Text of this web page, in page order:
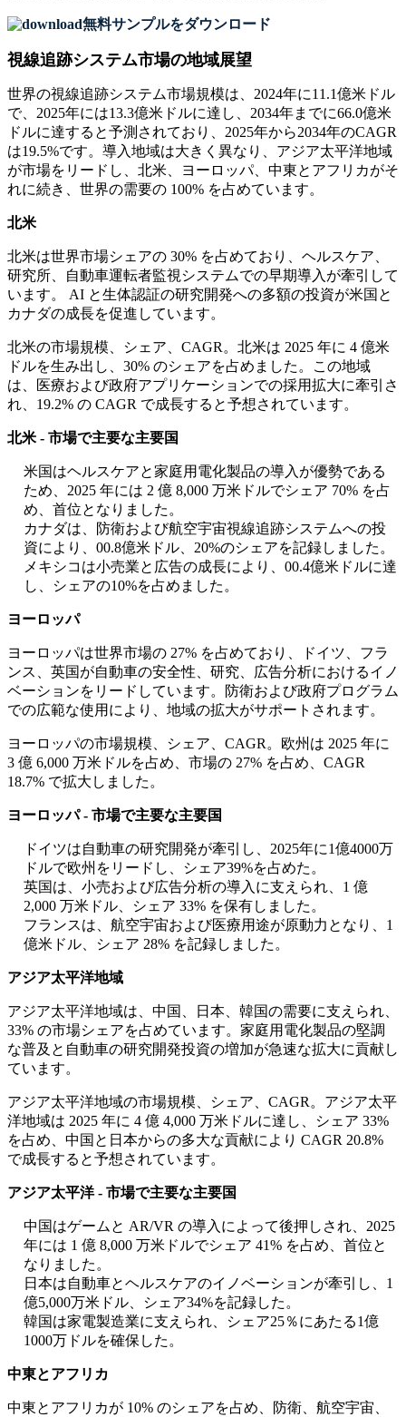
無料サンプルをダウンロード
視線追跡システム市場の地域展望
世界の視線追跡システム市場規模は、2024年に11.1億米ドル
で、2025年には13.3億米ドルに達し、2034年までに66.0億米
ドルに達すると予測されており、2025年から2034年のCAGR
は19.5%です。導入地域は大きく異なり、アジア太平洋地域
が市場をリードし、北米、ヨーロッパ、中東とアフリカがそ
れに続き、世界の需要の 100% を占めています。
北米
北米は世界市場シェアの 30% を占めており、ヘルスケア、
研究所、自動車運転者監視システムでの早期導入が牽引して
います。 AI と生体認証の研究開発への多額の投資が米国と
カナダの成長を促進しています。
北米の市場規模、シェア、CAGR。北米は 2025 年に 4 億米
ドルを生み出し、30% のシェアを占めました。この地域
は、医療および政府アプリケーションでの採用拡大に牽引さ
れ、19.2% の CAGR で成長すると予想されています。
北米 - 市場で主要な主要国
米国はヘルスケアと家庭用電化製品の導入が優勢である
ため、2025 年には 2 億 8,000 万米ドルでシェア 70% を占
め、首位となりました。
カナダは、防衛および航空宇宙視線追跡システムへの投
資により、00.8億米ドル、20%のシェアを記録しました。
メキシコは小売業と広告の成長により、00.4億米ドルに達
し、シェアの10%を占めました。
ヨーロッパ
ヨーロッパは世界市場の 27% を占めており、ドイツ、フラ
ンス、英国が自動車の安全性、研究、広告分析におけるイノ
ベーションをリードしています。防衛および政府プログラム
での広範な使用により、地域の拡大がサポートされます。
ヨーロッパの市場規模、シェア、CAGR。欧州は 2025 年に
3 億 6,000 万米ドルを占め、市場の 27% を占め、CAGR
18.7% で拡大しました。
ヨーロッパ - 市場で主要な主要国
ドイツは自動車の研究開発が牽引し、2025年に1億4000万
ドルで欧州をリードし、シェア39%を占めた。
英国は、小売および広告分析の導入に支えられ、1 億
2,000 万米ドル、シェア 33% を保有しました。
フランスは、航空宇宙および医療用途が原動力となり、1
億米ドル、シェア 28% を記録しました。
アジア太平洋地域
アジア太平洋地域は、中国、日本、韓国の需要に支えられ、
33% の市場シェアを占めています。家庭用電化製品の堅調
な普及と自動車の研究開発投資の増加が急速な拡大に貢献し
ています。
アジア太平洋地域の市場規模、シェア、CAGR。アジア太平
洋地域は 2025 年に 4 億 4,000 万米ドルに達し、シェア 33%
を占め、中国と日本からの多大な貢献により CAGR 20.8%
で成長すると予想されています。
アジア太平洋 - 市場で主要な主要国
中国はゲームと AR/VR の導入によって後押しされ、2025
年には 1 億 8,000 万米ドルでシェア 41% を占め、首位と
なりました。
日本は自動車とヘルスケアのイノベーションが牽引し、1
億5,000万米ドル、シェア34%を記録した。
韓国は家電製造業に支えられ、シェア25％にあたる1億
1000万ドルを確保した。
中東とアフリカ
中東とアフリカが 10% のシェアを占め、防衛、航空宇宙、